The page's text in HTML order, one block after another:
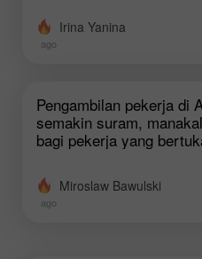
Irina Yanina
ago
Pengambilan pekerja di
semakin suram,
bagi pekerja yang
Miroslaw Bawulski
ago